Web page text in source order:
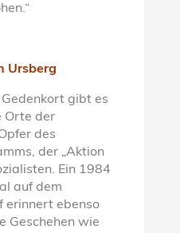
Ursberg
gibt es
Orte der
des
der „Aktion
Ein 1984
auf dem
erinnert ebenso
Geschehen wie